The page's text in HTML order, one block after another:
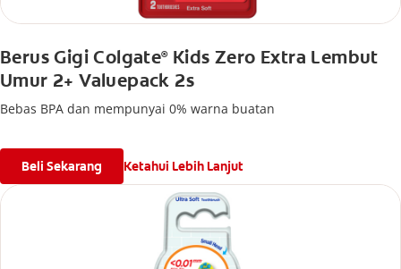
Berus Gigi Colgate®Kids Zero Extra Lembut
Umur 2+ Valuepack 2s
Bebas BPA dan mempunyai 0% warna buatan
Beli Sekarang Ketahui Lebih Lanjut